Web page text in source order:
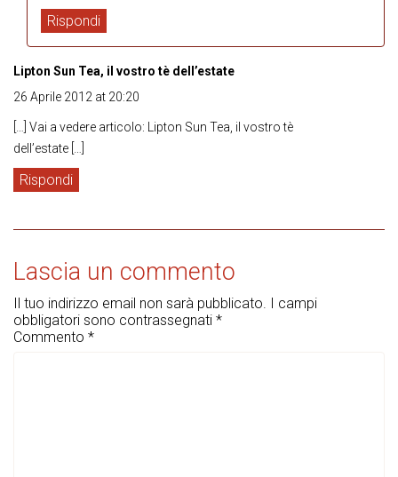
Rispondi
Lipton Sun Tea, il vostro tè dell’estate
26 Aprile 2012 at 20:20
[…] Vai a vedere articolo: Lipton Sun Tea, il vostro tè
dell’estate […]
Rispondi
Lascia un commento
Il tuo indirizzo email non sarà pubblicato.
I campi
obbligatori sono contrassegnati *
Commento *